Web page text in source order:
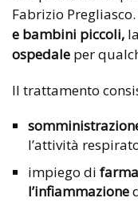
Fabrizio
e bambini piccoli,
ospedale per
Il trattamento
l’attività
impiego di
l’infiammazione